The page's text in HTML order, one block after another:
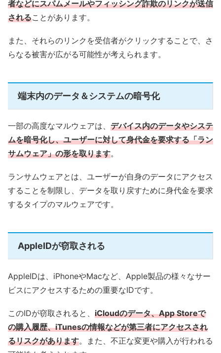
者などにスパムメールやフィッシング詐欺のリンクが送信
されることがあります。
また、それらのリンクを受信者がクリックすることで、さ
らなる被害が広がる可能性が考えられます。
端末内のデータ＆システムの暗号化
一部の高度なマルウェアは、 デバイス内のデータやシステ
ムを暗号化し、ユーザーに対して身代金を要求する「ラン
サムウェア」の形を取ります。
ランサムウェアとは、ユーザーが自身のデータにアクセス
することを制限し、データを取り戻すために身代金を要求
するタイプのマルウェアです。
AppleIDが窃取される
AppleIDは、iPhoneやMacなど、Apple製品の様々なサー
ビスにアクセスするための重要なIDです。
このIDが窃取されると、 iCloudのデータ、App Storeで
の購入履歴、iTunesの情報などが第三者にアクセスされ
るリスクがあります。また、不正な変更や購入が行われる